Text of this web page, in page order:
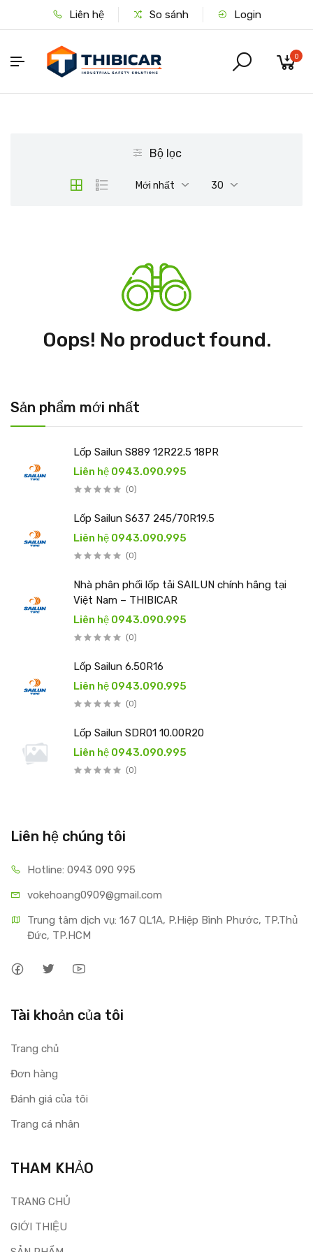
Liên hệ So sánh Login
0
Sản phẩm mới nhất
Lốp Sailun S889 12R22.5 18PR
Liên hệ 0943.090.995
(0)
Lốp Sailun S637 245/70R19.5
Liên hệ 0943.090.995
(0)
Nhà phân phối lốp tải SAILUN chính hãng tại
Việt Nam – THIBICAR
Liên hệ 0943.090.995
(0)
Lốp Sailun 6.50R16
Liên hệ 0943.090.995
(0)
Lốp Sailun SDR01 10.00R20
Liên hệ 0943.090.995
(0)
Bộ lọc
Mới nhất 30
Oops! No product found.
Liên hệ chúng tôi
Hotline: 0943 090 995
vokehoang0909@gmail.com
Trung tâm dịch vụ: 167 QL1A, P.Hiệp Bình Phước, TP.Thủ
Đức, TP.HCM
Tài khoản của tôi
Trang chủ
Đơn hàng
Đánh giá của tôi
Trang cá nhân
THAM KHẢO
TRANG CHỦ
GIỚI THIỆU